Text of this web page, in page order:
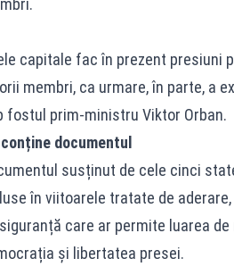
capitale fac în prezent presiuni
membri, ca urmare, în parte, a
fostul prim-ministru Viktor Orban.
conține documentul
susținut de cele cinci
în viitoarele tratate de
care ar permite luarea
și libertatea presei.